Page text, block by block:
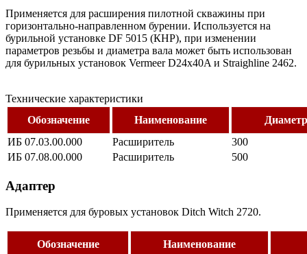
Применяется для расширения пилотной скважины при
горизонтально-направленном бурении. Используется на
бурильной установке DF 5015 (КНР), при изменении
параметров резьбы и диаметра вала может быть использован
для бурильных установок Vermeer D24x40A и Straighline 2462.
Технические характеристики
Обозначение
Наименование
ИБ 07.03.00.000
Расширитель
300
ИБ 07.08.00.000
Расширитель 500
Адаптер
Применяется для буровых установок Ditch Witch 2720.
Обозначение Наименование